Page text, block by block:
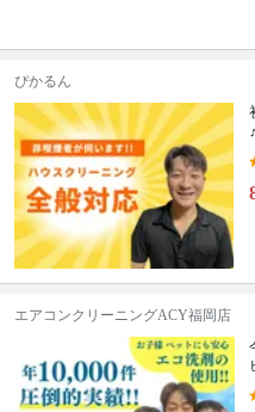
ぴかるん
エアコンクリーニングACY福岡店